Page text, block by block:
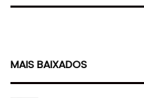
MAIS BAIXADOS